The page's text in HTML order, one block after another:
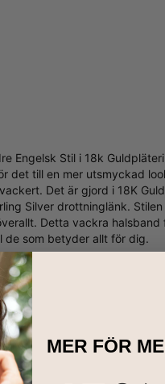
Engelsk Stil i 18k
det till en mer utsmyckad
Det är gjord i 18K
Silver drottninglänk.
Detta vackra halsband
som betyder allt för dig.
MER FÖR